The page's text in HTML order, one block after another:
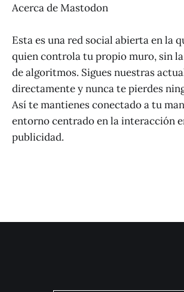
Acerca de Mastodon
Esta es una red social abierta en la
quien controla tu propio muro, sin
de algoritmos. Sigues nuestras
directamente y nunca te pierdes
Así te mantienes conectado a tu
entorno centrado en la interacción
publicidad.